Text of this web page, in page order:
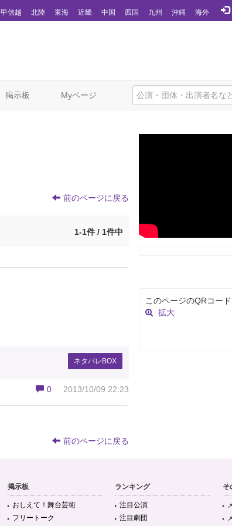
甲信越 北陸 東海 近畿 中国 四国 九州 沖縄 海外
掲示板 Myページ
前のページに戻る
1-1件 / 1件中
ネタバレBOX
0 2013/10/09 22:23
前のページに戻る
このページのQRコード
拡大
掲示板
おしえて！舞台芸術
フリートーク
ランキング
注目公演
注目劇団
そ